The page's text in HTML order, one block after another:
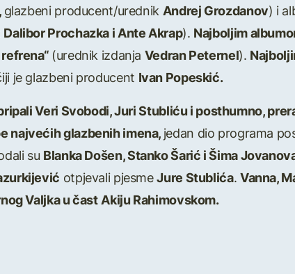
glazbeni producent/urednikAndrej Grozdanov) i
Dalibor Prochazka i Ante Akrap). Najboljim
(urednik izdanja Vedran Peternel).
je glazbeni producent Ivan Popeskić.
Veri Svobodi, Juri Stubliću i posthumno,
najvećih glazbenih imena,jedan dio programa
su Blanka Došen, Stanko Šarić i Šima
otpjevali pjesmeJure Stublića.Vanna,
Valjka u častAkiju Rahimovskom.